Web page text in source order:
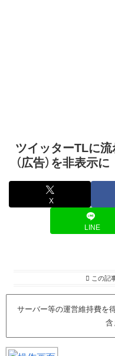
ツイッターTLに
（広告）を非表示に
X
LINE
この記
サーバー等の運営維持費を
含